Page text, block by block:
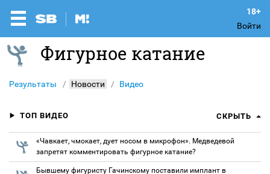
Войти
Фигурное катание
Результаты Новости Видео
ТОП ВИДЕО СКРЫТЬ
«Чавкает, чмокает, дует носом в микрофон». Медведевой
запретят комментировать фигурное катание?
Бывшему фигуристу Гачинскому поставили имплант в